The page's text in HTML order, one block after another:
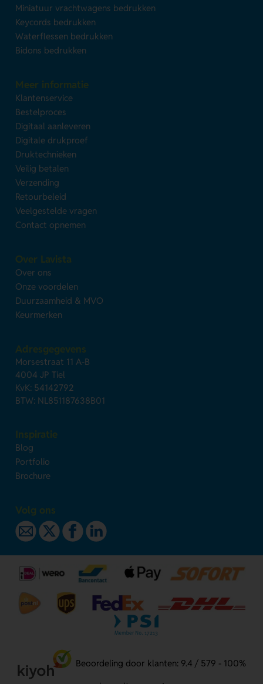
Miniatuur vrachtwagens bedrukken
Keycords bedrukken
Waterflessen bedrukken
Bidons bedrukken
Meer informatie
Klantenservice
Bestelproces
Digitaal aanleveren
Digitale drukproef
Druktechnieken
Veilig betalen
Verzending
Retourbeleid
Veelgestelde vragen
Contact opnemen
Over Lavista
Over ons
Onze voordelen
Duurzaamheid & MVO
Keurmerken
Adresgegevens
Morsestraat 11 A-B
4004 JP Tiel
KvK: 54142792
BTW: NL851187638B01
Inspiratie
Blog
Portfolio
Brochure
Volg ons
Beoordeling door klanten: 9.4 / 579 - 100%